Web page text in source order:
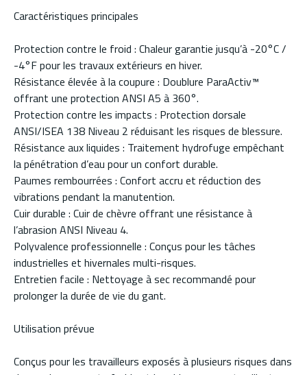
Caractéristiques principales
Protection contre le froid : Chaleur garantie jusqu’à -20°C /
-4°F pour les travaux extérieurs en hiver.
Résistance élevée à la coupure : Doublure ParaActiv™
offrant une protection ANSI A5 à 360°.
Protection contre les impacts : Protection dorsale
ANSI/ISEA 138 Niveau 2 réduisant les risques de blessure.
Résistance aux liquides : Traitement hydrofuge empêchant
la pénétration d’eau pour un confort durable.
Paumes rembourrées : Confort accru et réduction des
vibrations pendant la manutention.
Cuir durable : Cuir de chèvre offrant une résistance à
l’abrasion ANSI Niveau 4.
Polyvalence professionnelle : Conçus pour les tâches
industrielles et hivernales multi-risques.
Entretien facile : Nettoyage à sec recommandé pour
prolonger la durée de vie du gant.
Utilisation prévue
Conçus pour les travailleurs exposés à plusieurs risques dans